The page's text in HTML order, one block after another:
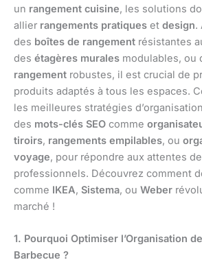
un rangement cuisine, les solutions
allier rangements pratiques et design.
des boîtes de rangement résistantes
des étagères murales modulables, ou
rangement robustes, il est crucial de
produits adaptés à tous les espaces.
les meilleures stratégies
des mots-clés SEO comme
tiroirs, rangements empilables, ou
voyage, pour répondre aux attentes
professionnels. Découvrez comment
comme IKEA, Sistema, ou Weber
marché !
1. Pourquoi Optimiser l’Organisation
Barbecue ?